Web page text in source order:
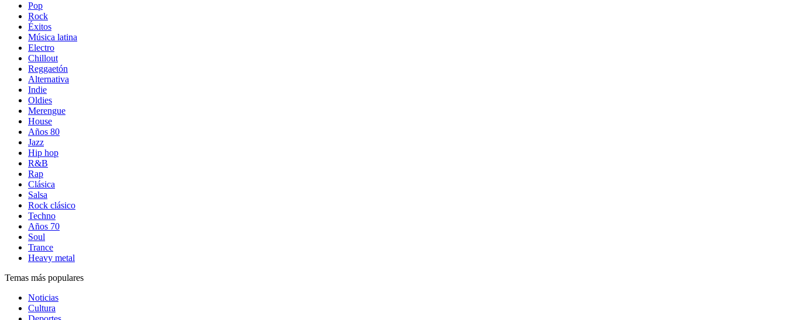
Pop
Rock
Éxitos
Música latina
Electro
Chillout
Reggaetón
Alternativa
Indie
Oldies
Merengue
House
Años 80
Jazz
Hip hop
R&B
Rap
Clásica
Salsa
Rock clásico
Techno
Años 70
Soul
Trance
Heavy metal
Temas más populares
Noticias
Cultura